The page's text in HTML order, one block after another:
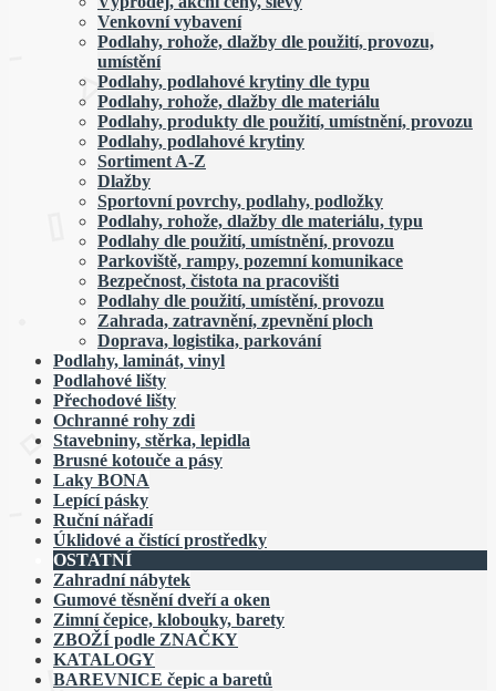
Venkovní vybavení
Podlahy, rohože, dlažby dle použití, provozu,
umístění
Podlahy, podlahové krytiny dle typu
Podlahy, rohože, dlažby dle materiálu
Podlahy, produkty dle použití, umístnění, provozu
Podlahy, podlahové krytiny
Sortiment A-Z
Dlažby
Sportovní povrchy, podlahy, podložky
Podlahy, rohože, dlažby dle materiálu, typu
Podlahy dle použití, umístnění, provozu
Parkoviště, rampy, pozemní komunikace
Bezpečnost, čistota na pracovišti
Podlahy dle použití, umístění, provozu
Zahrada, zatravnění, zpevnění ploch
Doprava, logistika, parkování
Podlahy, laminát, vinyl
Podlahové lišty
Přechodové lišty
Ochranné rohy zdi
Stavebniny, stěrka, lepidla
Brusné kotouče a pásy
Laky BONA
Lepící pásky
Ruční nářadí
Úklidové a čistící prostředky
OSTATNÍ
Zahradní nábytek
Gumové těsnění dveří a oken
Zimní čepice, klobouky, barety
ZBOŽÍ podle ZNAČKY
KATALOGY
BAREVNICE čepic a baretů